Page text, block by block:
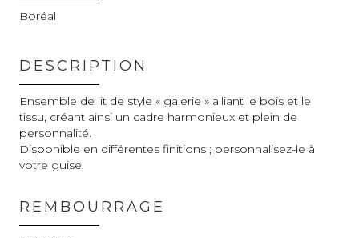
Boréal
DESCRIPTION
Ensemble de lit de style « galerie » alliant le bois et le
tissu, créant ainsi un cadre harmonieux et plein de
personnalité.
Disponible en différentes finitions ; personnalisez-le à
votre guise.
REMBOURRAGE